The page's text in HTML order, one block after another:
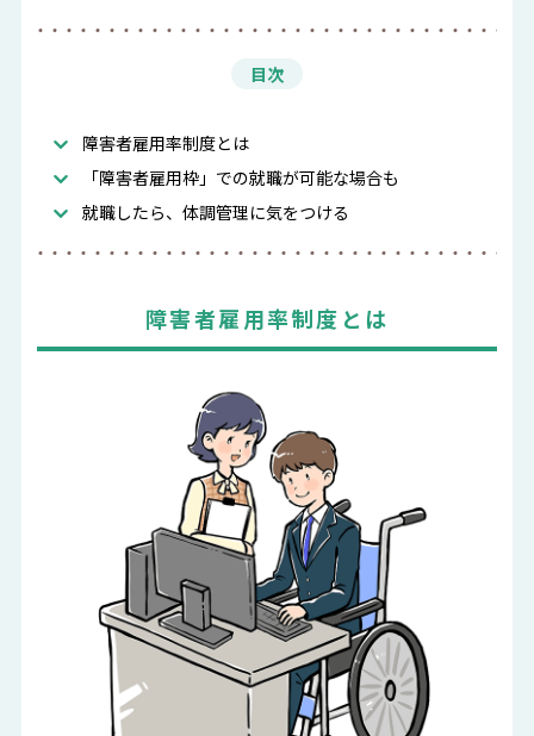
目次
障害者雇用率制度とは
「障害者雇用枠」での就職が可能な場合も
就職したら、体調管理に気をつける
障害者雇用率制度とは